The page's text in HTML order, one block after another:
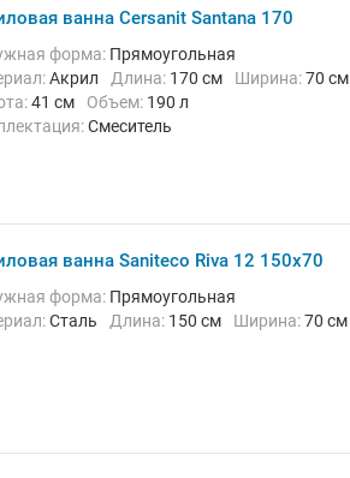
ванна Cersanit Santana 170
форма: Прямоугольная
Акрил Длина: 170 см Ширина:70 см
41 см Объем: 190 л
Смеситель
ванна Saniteco Riva 12 150x70
форма: Прямоугольная
Сталь Длина: 150 см Ширина:70 см